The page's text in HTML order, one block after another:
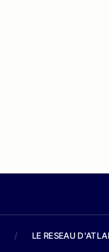
/ LE RESEAU